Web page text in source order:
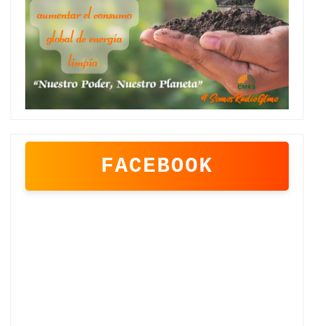
FACEBOOK